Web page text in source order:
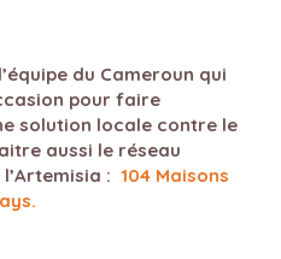
du Cameroun qui
pour faire
solution locale contre le
aussi le réseau
: 104 Maisons